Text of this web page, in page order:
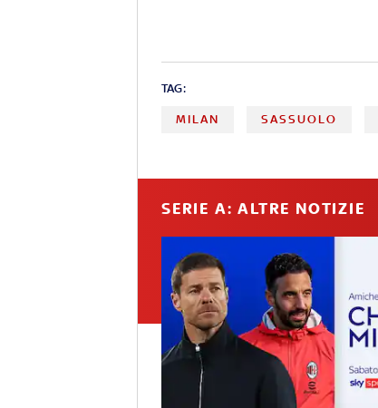
TAG:
MILAN SASSUOLO
SERIE A: ALTRE NOTIZIE